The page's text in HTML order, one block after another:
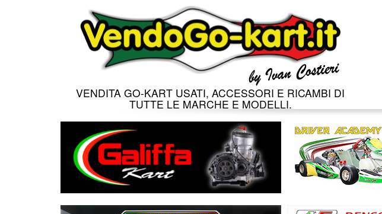
VENDITA GO-KART USATI, ACCESSORI E RICAMBI DI
TUTTE LE MARCHE E MODELLI.